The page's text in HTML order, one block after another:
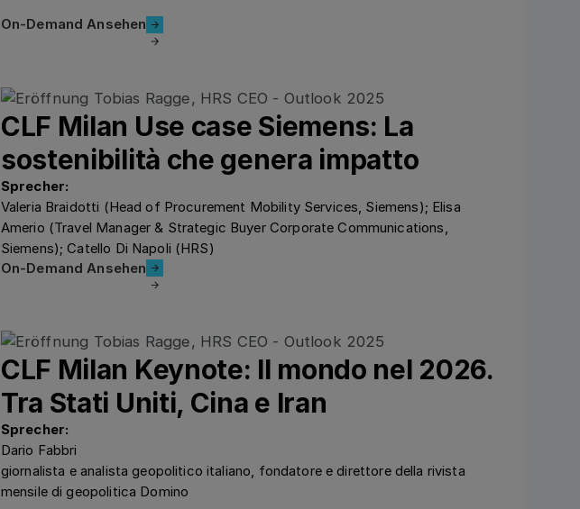
On-Demand Ansehen
On-Demand Ansehen
CLF Milan Use case Siemens: La
sostenibilità che genera impatto
Sprecher:
Valeria Braidotti (Head of Procurement Mobility Services, Siemens); Elisa
Amerio (Travel Manager & Strategic Buyer Corporate Communications,
Siemens); Catello Di Napoli (HRS)
On-Demand Ansehen
On-Demand Ansehen
CLF Milan Keynote: Il mondo nel 2026.
Tra Stati Uniti, Cina e Iran
Sprecher:
Dario Fabbri
giornalista e analista geopolitico italiano, fondatore e direttore della rivista
mensile di geopolitica Domino